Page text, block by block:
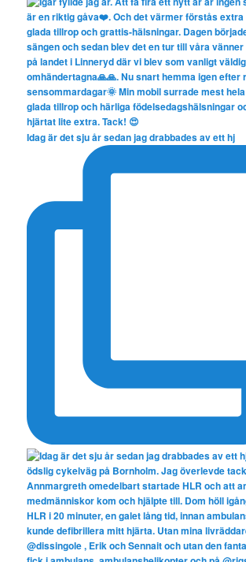
Idag är det sju år sedan jag drabbades av ett hj